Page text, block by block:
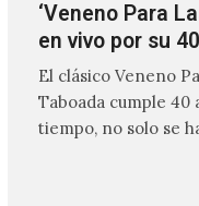
‘Veneno Para
en vivo por su
El clásico Veneno
Taboada cumple 40
tiempo, no solo se